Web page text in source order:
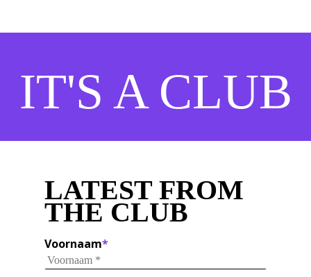
IT'S A CLUB
LATEST FROM
THE CLUB
Voornaam*